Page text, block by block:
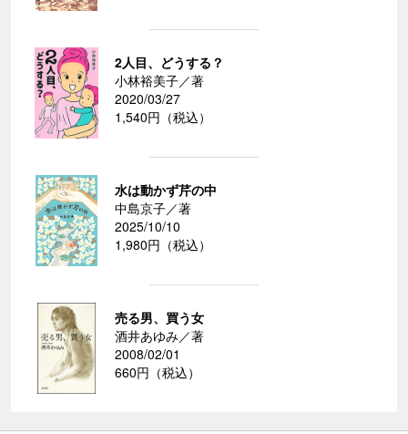
2人目、どうする？
小林裕美子／著
2020/03/27
1,540円（税込）
水は動かず芹の中
中島京子／著
2025/10/10
1,980円（税込）
売る男、買う女
酒井あゆみ／著
2008/02/01
660円（税込）